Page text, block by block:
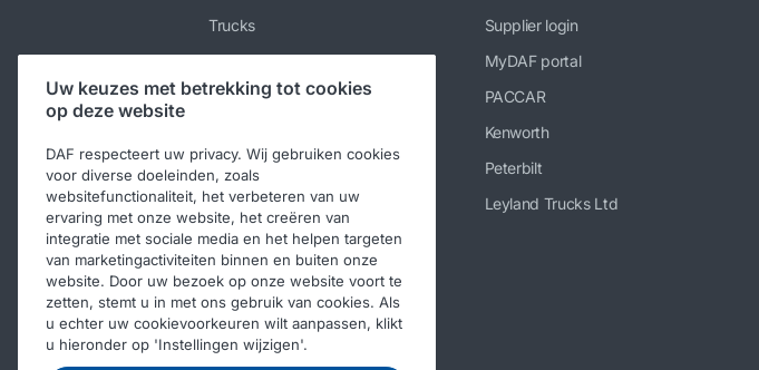
Trucks
Diensten
Nieuws en media
Over DAF
Contact DAF Trucks België
Code of Conduct
Supplier login
MyDAF portal
PACCAR
Kenworth
Peterbilt
Leyland Trucks Ltd
Uw keuzes met betrekking tot cookies
op deze website
DAF respecteert uw privacy. Wij gebruiken cookies
voor diverse doeleinden, zoals
websitefunctionaliteit, het verbeteren van uw
ervaring met onze website, het creëren van
integratie met sociale media en het helpen targeten
van marketingactiviteiten binnen en buiten onze
website. Door uw bezoek op onze website voort te
zetten, stemt u in met ons gebruik van cookies. Als
u echter uw cookievoorkeuren wilt aanpassen, klikt
u hieronder op 'Instellingen wijzigen'.